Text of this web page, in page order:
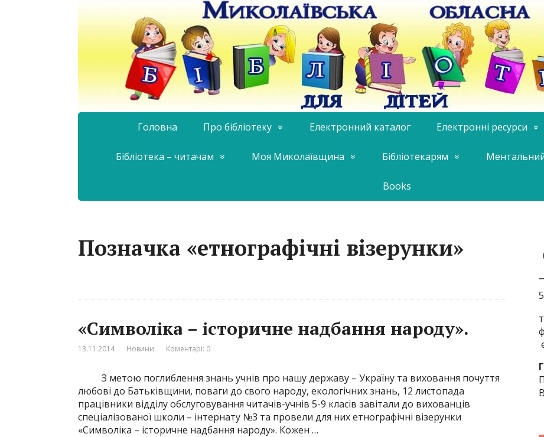
Головна Про бібліотеку Електронний каталог Електронні ресурси
Бібліотека – читачам Моя Миколаївщина Бібліотекарям
Books
Позначка «етнографічні візерунки»
«Символіка – історичне надбання народу».
13.11.2014 Новини Коментарі: 0
З метою поглиблення знань учнів про нашу державу – Україну та виховання почуття
любові до Батьківщини, поваги до свого народу, екологічних знань, 12 листопада
працівники відділу обслуговування читачів-учнів 5-9 класів завітали до вихованців
спеціалізованої школи – інтернату №3 та провели для них етнографічні візерунки
«Символіка – історичне надбання народу». Кожен …